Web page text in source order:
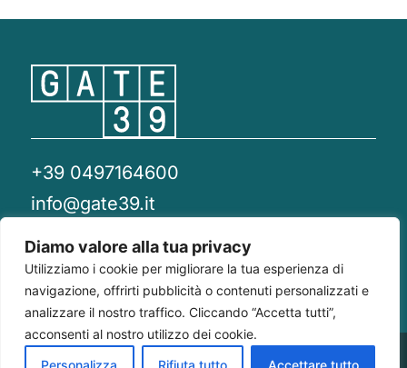
Diamo valore alla tua privacy
Utilizziamo i cookie per migliorare la tua esperienza di
navigazione, offrirti pubblicità o contenuti personalizzati e
analizzare il nostro traffico. Cliccando “Accetta tutti”,
acconsenti al nostro utilizzo dei cookie.
Personalizza
Rifiuta tutto Accettare tutto
+39 0497164600
info@gate39.it
gate39@pec.it
Privacy Policy Whistleblowing Compliance 231
Gate 39 Largo Francesco Richini, 2/A 20122 P.Iva/CF